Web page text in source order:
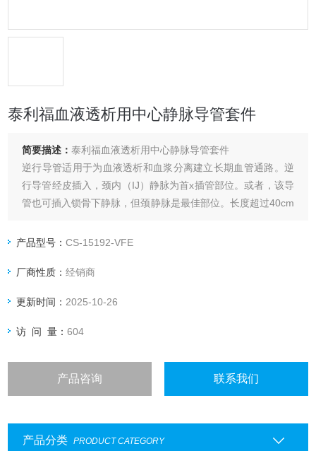
泰利福血液透析用中心静脉导管套件
简要描述：泰利福血液透析用中心静脉导管套件
逆行导管适用于为血液透析和血浆分离建立长期血管通路。逆
行导管经皮插入，颈内（IJ）静脉为首x插管部位。或者，该导
管也可插入锁骨下静脉，但颈静脉是最佳部位。长度超过40cm
管适用于为血液透析和血浆分离建立长期血管通路。顺行导管
插入锁骨下静脉，但颈静脉是最佳
产品型号：CS-15192-VFE
厂商性质：经销商
更新时间： 2025-10-26
访 问 量：604
产品咨询 联系我们
产品分类 PRODUCT CATEGORY